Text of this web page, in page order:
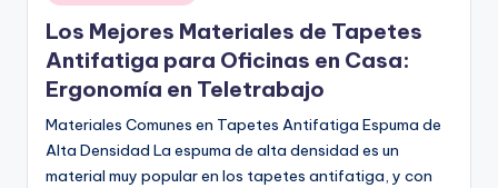
en
Los Mejores Materiales de Tapetes
Antifatiga para Oficinas en Casa:
Ergonomía en Teletrabajo
Materiales Comunes en Tapetes Antifatiga Espuma de
Alta Densidad La espuma de alta densidad es un
material muy popular en los tapetes antifatiga, y con